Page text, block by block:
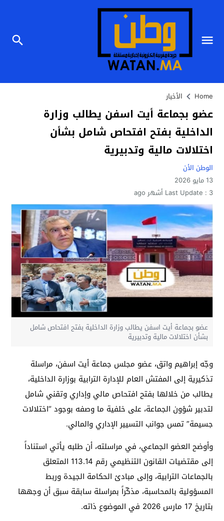
Home الأخبار
عضو بجماعة أيت اسفن يطالب وزارة
الداخلية بفتح افتحاص شامل بشأن
اختلالات مالية وتدبيرية
الوطن الأن
13 مايو 2026
Last Update : 3 أشهر ago
عضو بجماعة أيت اسفن يطالب وزارة الداخلية بفتح افتحاص شامل
بشأن اختلالات مالية وتدبيرية
وجّه إبراهيم واتق، عضو مجلس جماعة أيت اسفن، مراسلة
تذكيرية إلى المفتش العام للإدارة الترابية بوزارة الداخلية،
يطالب من خلالها بفتح افتحاص مالي وإداري وتقني شامل
لتدبير شؤون الجماعة، على خلفية ما وصفه بوجود “اختلالات
جسيمة” تمس جوانب التسيير الإداري والمالي.
وأوضح العضو الجماعي، في مراسلته، أن طلبه يأتي استناداً
إلى مقتضيات القانون التنظيمي رقم 113.14 المتعلق
بالجماعات الترابية، وإلى مبادئ الحكامة الجيدة وربط
المسؤولية بالمحاسبة، مذكّراً بمراسلة سابقة سبق أن وجهها
بتاريخ 17 مارس 2026 في الموضوع ذاته.